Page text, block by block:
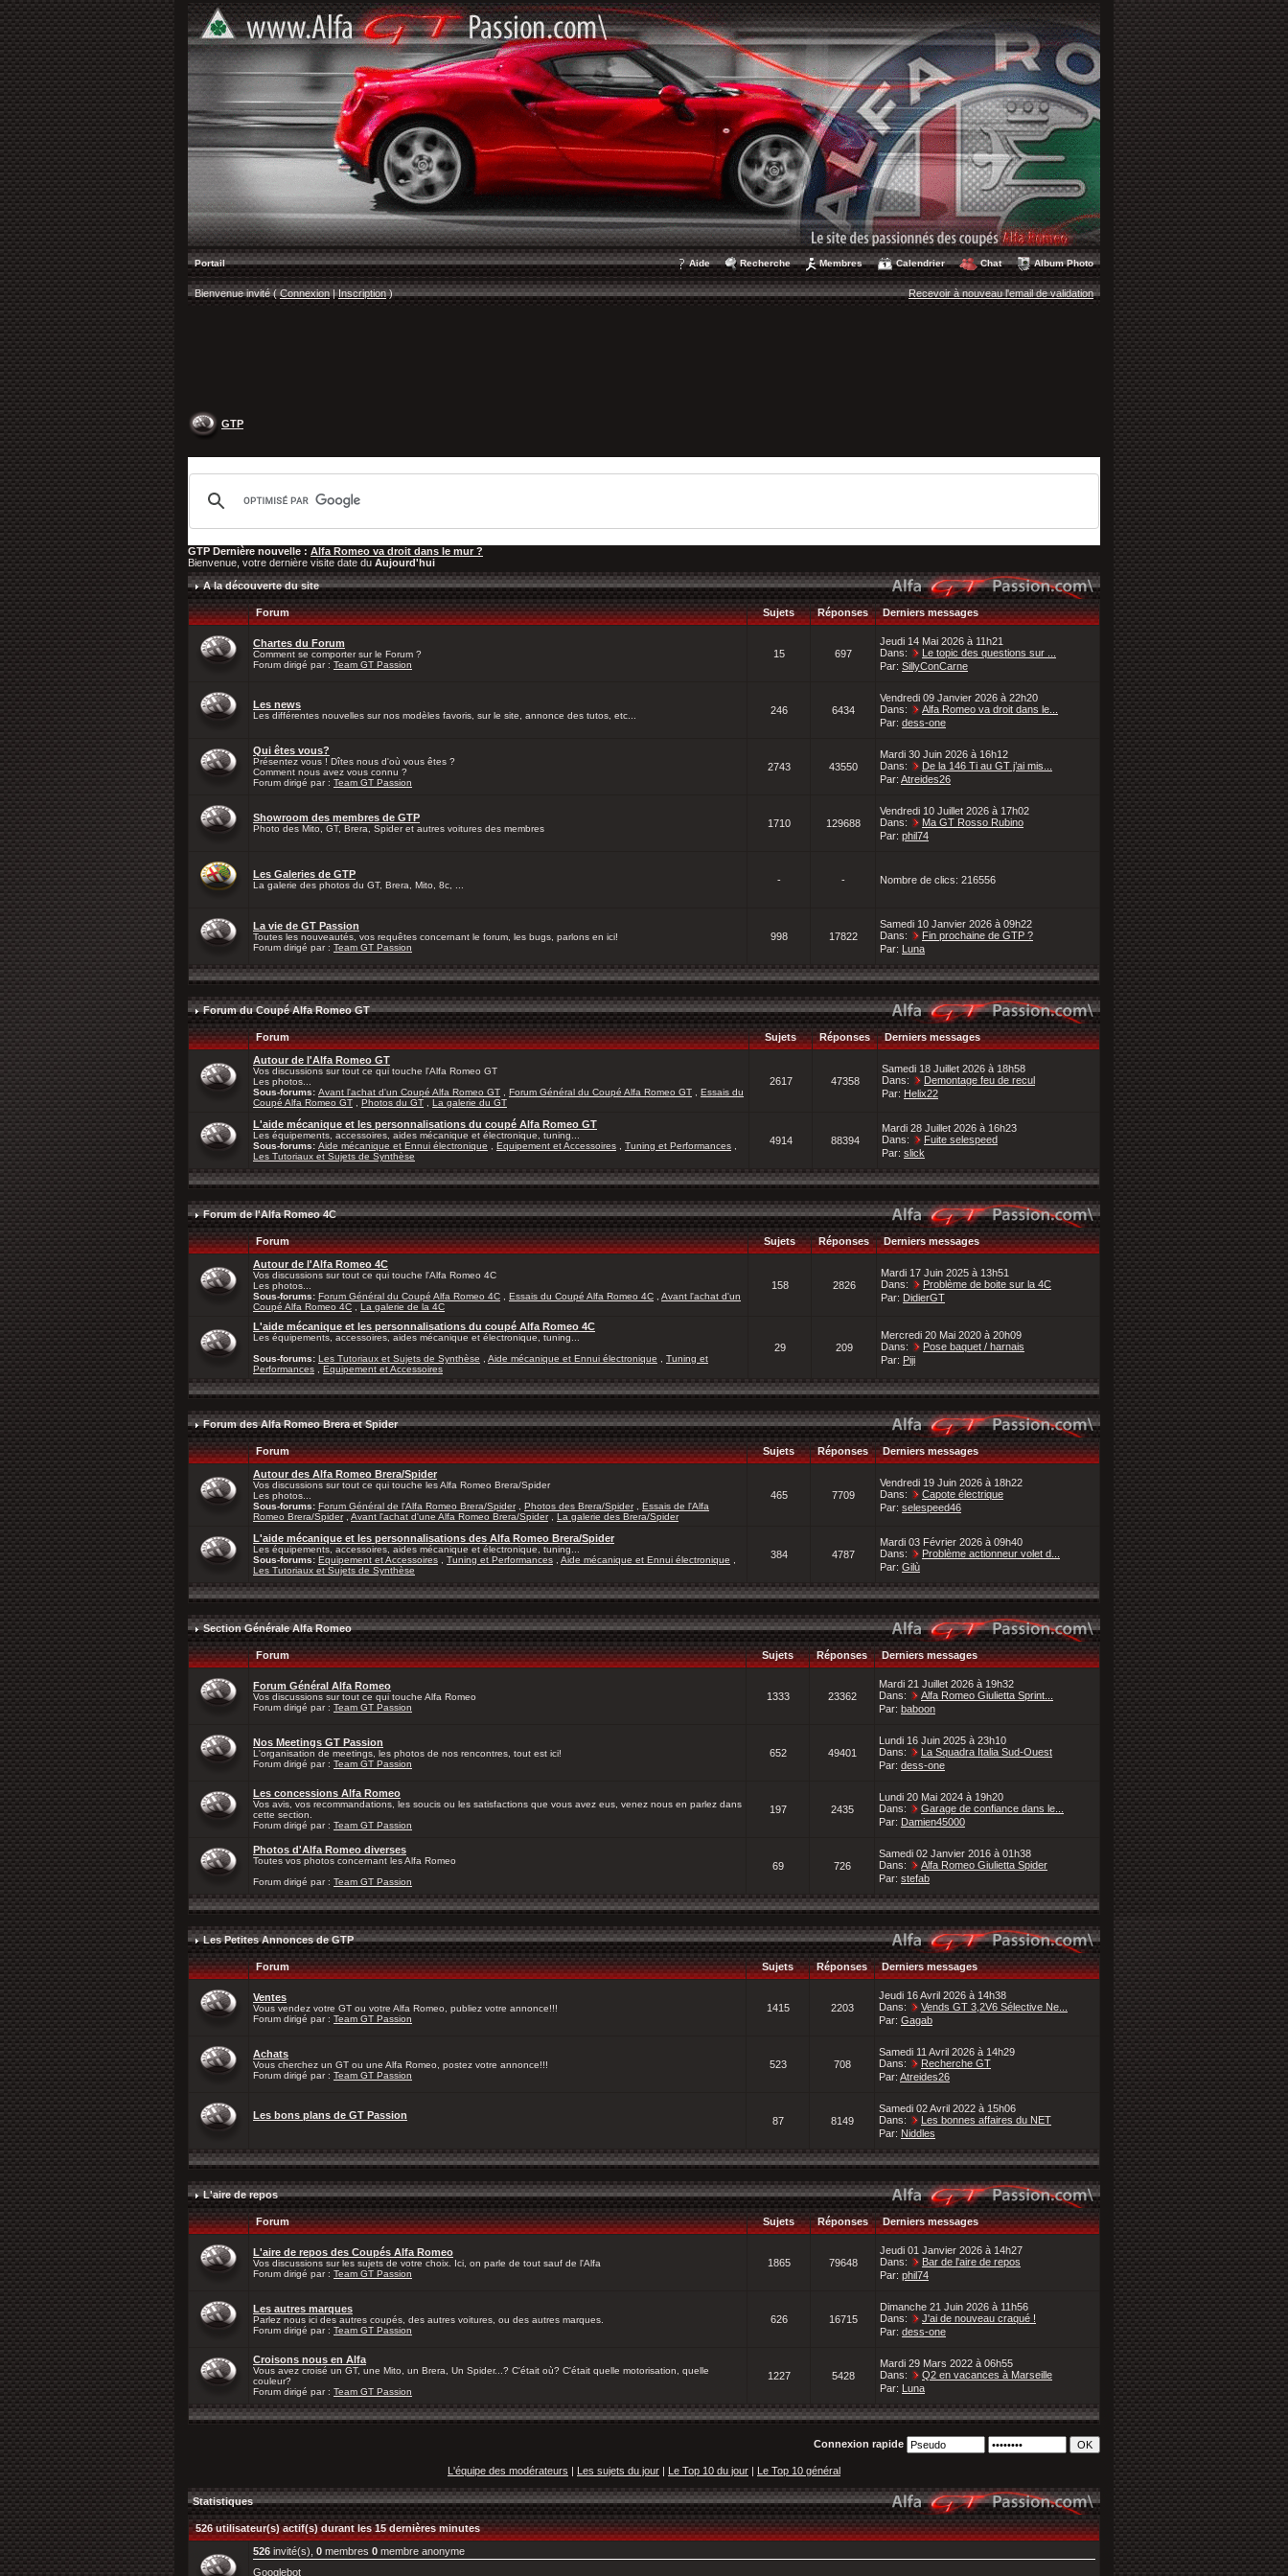
Portail Aide Recherche Membres Calendrier Chat Album Photo
Bienvenue invité ( Connexion |Inscription) Recevoir à nouveau l'email de validation
GTP
GTP Dernière nouvelle : Alfa Romeo va droit dans le mur ?
Bienvenue, votre dernière visite date du Aujourd'hui
A la découverte du site
Forum Sujets Réponses Derniers messages
Chartes du Forum
Comment se comporter sur le Forum ?
Forum dirigé par : Team GT Passion
15 697
Jeudi 14 Mai 2026 à 11h21
Dans:
Le topic des questions sur ...
Par: SillyConCarne
Les news
Les différentes nouvelles sur nos modèles favoris, sur le site, annonce des tutos, etc... 246 6434
Vendredi 09 Janvier 2026 à 22h20
Dans:
Alfa Romeo va droit dans le...
Par: dess-one
Qui êtes vous?
Présentez vous ! Dîtes nous d'où vous êtes ?
Comment nous avez vous connu ?
Forum dirigé par : Team GT Passion
2743 43550
Mardi 30 Juin 2026 à 16h12
Dans:
De la 146 Ti au GT j’ai mis...
Par: Atreides26
Showroom des membres de GTP
Photo des Mito, GT, Brera, Spider et autres voitures des membres 1710 129688
Vendredi 10 Juillet 2026 à 17h02
Dans:
Ma GT Rosso Rubino
Par: phil74
Les Galeries de GTP
La galerie des photos du GT, Brera, Mito, 8c, ... - - Nombre de clics: 216556
La vie de GT Passion
Toutes les nouveautés, vos requêtes concernant le forum, les bugs, parlons en ici!
Forum dirigé par : Team GT Passion
998 17822
Samedi 10 Janvier 2026 à 09h22
Dans:
Fin prochaine de GTP ?
Par: Luna
Forum du Coupé Alfa Romeo GT
Forum Sujets Réponses
Derniers messages
Autour de l'Alfa Romeo GT
Vos discussions sur tout ce qui touche l'Alfa Romeo GT
Les photos...
Sous-forums: Avant l'achat d'un Coupé Alfa Romeo GT Forum Général du Coupé Alfa Romeo GT
Essais du
Coupé Alfa Romeo GT
Photos du GT La galerie du GT
2617 47358
Samedi 18 Juillet 2026 à 18h58
Dans:
Demontage feu de recul
Par: Helix22
L'aide mécanique et les personnalisations du coupé Alfa Romeo GT
Les équipements, accessoires, aides mécanique et électronique, tuning...
Sous-forums: Aide mécanique et Ennui électronique Equipement et Accessoires Tuning et Performances
Les Tutoriaux et Sujets de Synthèse
4914 88394
Mardi 28 Juillet 2026 à 16h23
Dans:
Fuite selespeed
Par: slick
Forum de l'Alfa Romeo 4C
Forum Sujets Réponses
Derniers messages
Autour de l'Alfa Romeo 4C
Vos discussions sur tout ce qui touche l'Alfa Romeo 4C
Les photos...
Sous-forums: Forum Général du Coupé Alfa Romeo 4C Essais du Coupé Alfa Romeo 4C
Avant l'achat d'un
Coupé Alfa Romeo 4C
La galerie de la 4C
158 2826
Mardi 17 Juin 2025 à 13h51
Dans:
Problème de boite sur la 4C
Par: DidierGT
L'aide mécanique et les personnalisations du coupé Alfa Romeo 4C
Les équipements, accessoires, aides mécanique et électronique, tuning...
Sous-forums: Les Tutoriaux et Sujets de Synthèse Aide mécanique et Ennui électronique
Tuning et
Performances
Equipement et Accessoires
29 209
Mercredi 20 Mai 2020 à 20h09
Dans:
Pose baquet / harnais
Par: Piji
Forum des Alfa Romeo Brera et Spider
Forum Sujets Réponses
Derniers messages
Autour des Alfa Romeo Brera/Spider
Vos discussions sur tout ce qui touche les Alfa Romeo Brera/Spider
Les photos...
Sous-forums: Forum Général de l'Alfa Romeo Brera/Spider, Photos des Brera/Spider, Essais de l'Alfa
Romeo Brera/Spider, Avant l'achat d'une Alfa Romeo Brera/Spider, La galerie des Brera/Spider
465 7709
Vendredi 19 Juin 2026 à 18h22
Dans:
Capote électrique
Par: selespeed46
L'aide mécanique et les personnalisations des Alfa Romeo Brera/Spider
Les équipements, accessoires, aides mécanique et électronique, tuning...
Sous-forums: Equipement et Accessoires Tuning et Performances Aide mécanique et Ennui électronique
Les Tutoriaux et Sujets de Synthèse
384 4787
Mardi 03 Février 2026 à 09h40
Dans:
Problème actionneur volet d...
Par: Gilù
Section Générale Alfa Romeo
Forum Sujets Réponses Derniers messages
Forum Général Alfa Romeo
Vos discussions sur tout ce qui touche Alfa Romeo
Forum dirigé par : Team GT Passion
1333 23362
Mardi 21 Juillet 2026 à 19h32
Dans:
Alfa Romeo Giulietta Sprint...
Par: baboon
Nos Meetings GT Passion
L'organisation de meetings, les photos de nos rencontres, tout est ici!
Forum dirigé par : Team GT Passion
652 49401
Lundi 16 Juin 2025 à 23h10
Dans:
La Squadra Italia Sud-Ouest
Par: dess-one
Les concessions Alfa Romeo
Vos avis, vos recommandations, les soucis ou les satisfactions que vous avez eus, venez nous en parlez dans
cette section.
Forum dirigé par : Team GT Passion
197 2435
Lundi 20 Mai 2024 à 19h20
Dans:
Garage de confiance dans le...
Par: Damien45000
Photos d'Alfa Romeo diverses
Toutes vos photos concernant les Alfa Romeo
Forum dirigé par : Team GT Passion
69 726
Samedi 02 Janvier 2016 à 01h38
Dans:
Alfa Romeo Giulietta Spider
Par: stefab
Les Petites Annonces de GTP
Forum Sujets Réponses Derniers messages
Ventes
Vous vendez votre GT ou votre Alfa Romeo, publiez votre annonce!!!
Forum dirigé par : Team GT Passion
1415 2203
Jeudi 16 Avril 2026 à 14h38
Dans:
Vends GT 3,2V6 Sélective Ne...
Par: Gagab
Achats
Vous cherchez un GT ou une Alfa Romeo, postez votre annonce!!!
Forum dirigé par : Team GT Passion
523 708
Samedi 11 Avril 2026 à 14h29
Dans:
Recherche GT
Par: Atreides26
Les bons plans de GT Passion 87 8149
Samedi 02 Avril 2022 à 15h06
Dans:
Les bonnes affaires du NET
Par: Niddles
L'aire de repos
Forum Sujets Réponses Derniers messages
L'aire de repos des Coupés Alfa Romeo
Vos discussions sur les sujets de votre choix. Ici, on parle de tout sauf de l'Alfa
Forum dirigé par : Team GT Passion
1865 79648
Jeudi 01 Janvier 2026 à 14h27
Dans:
Bar de l'aire de repos
Par: phil74
Les autres marques
Parlez nous ici des autres coupés, des autres voitures, ou des autres marques.
Forum dirigé par : Team GT Passion
626 16715
Dimanche 21 Juin 2026 à 11h56
Dans:
J'ai de nouveau craqué !
Par: dess-one
Croisons nous en Alfa
Vous avez croisé un GT, une Mito, un Brera, Un Spider...? C'était où? C'était quelle motorisation, quelle
couleur?
Forum dirigé par : Team GT Passion
1227 5428
Mardi 29 Mars 2022 à 06h55
Dans:
Q2 en vacances à Marseille
Par: Luna
Connexion rapide
L'équipe des modérateurs | Les sujets du jour | Le Top 10 du jour | Le Top 10 général
Statistiques
526 utilisateur(s) actif(s) durant les 15 dernières minutes
526 invité(s), 0 membres 0 membre anonyme
Googlebot